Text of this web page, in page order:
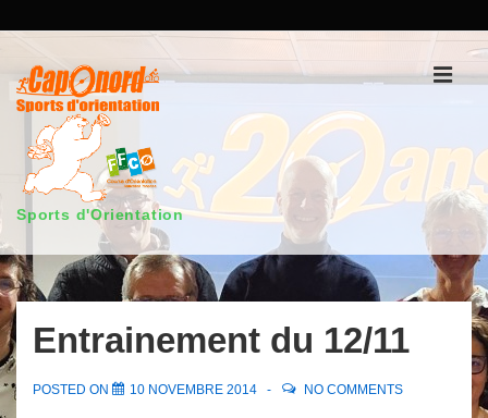
contenu
principal
Sports d'Orientation
Main
Navigation
Entrainement du 12/11
POSTED ON 10 NOVEMBRE 2014 NO COMMENTS